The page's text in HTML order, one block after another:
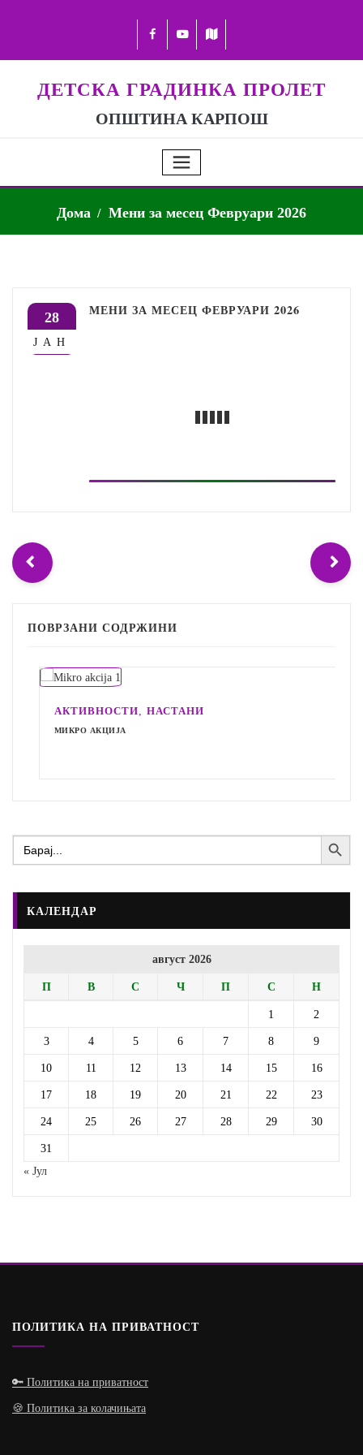
ДЕТСКА ГРАДИНКА ПРОЛЕТ
ОПШТИНА КАРПОШ
Дома Мени за месец Февруари 2026
28
ЈАН
МЕНИ ЗА МЕСЕЦ ФЕВРУАРИ 2026
ПОВРЗАНИ СОДРЖИНИ
АКТИВНОСТИ,НАСТАНИ
МИКРО АКЦИЈА
Search
for:
Search Button
КАЛЕНДАР
август 2026
П В С Ч П С Н
1 2
3 4 5 6 7 8 9
10 11 12 13 14 15 16
17 18 19 20 21 22 23
24 25 26 27 28 29 30
31
« Јул
ПОЛИТИКА НА ПРИВАТНОСТ
🔑 Политика на приватност
🍪 Политика за колачињата